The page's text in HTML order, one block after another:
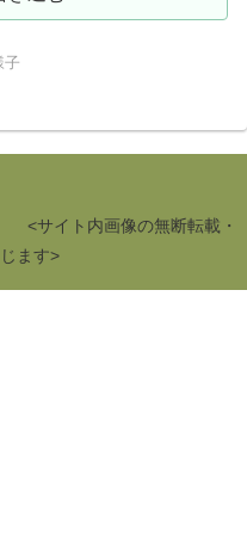
子
サイト内画像の無断転載・
ます>